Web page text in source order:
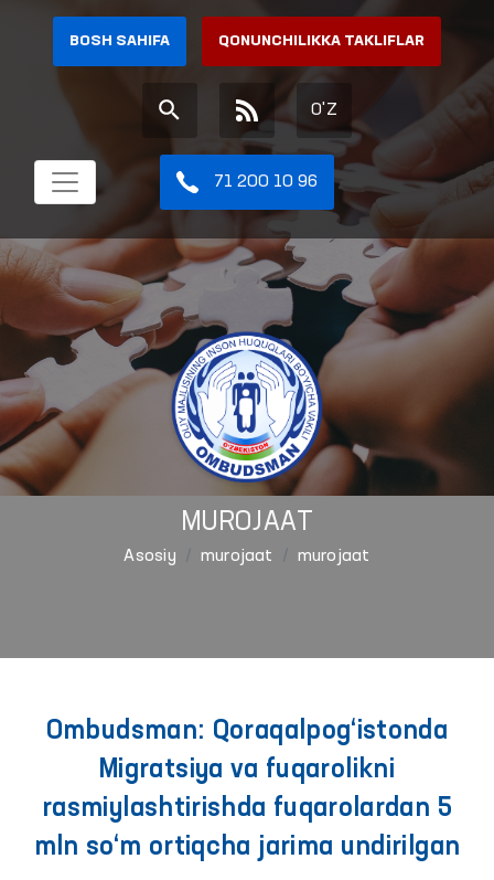
BOSH SAHIFA QONUNCHILIKKA TAKLIFLAR
O'Z
71 200 10 96
MUROJAAT
Asosiy murojaat murojaat
Ombudsman: Qoraqalpog‘istonda
Migratsiya va fuqarolikni
rasmiylashtirishda fuqarolardan 5
mln so‘m ortiqcha jarima undirilgan